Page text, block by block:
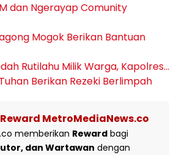
dan Ngerayap Comunity
Mogok Berikan Bantuan
Rutilahu Milik Warga, Kapolres…
Berikan Rezeki Berlimpah
Reward MetroMediaNews.co
memberikan Reward bagi
dan Wartawan dengan